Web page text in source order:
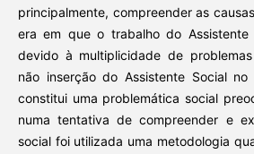
principalmente, compreender as
era em que o trabalho do Assistente
devido à multiplicidade de
não inserção do Assistente Social
constitui uma problemática social
numa tentativa de compreender e
social foi utilizada uma metodologia